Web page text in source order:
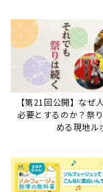
【第21回公開】なぜ
必要とするのか？祭
める現地ル